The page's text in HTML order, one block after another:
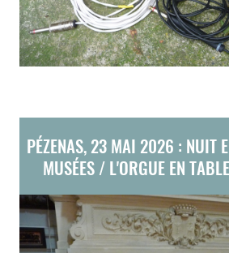
PÉZENAS, 23 MAI 2026 : NUIT
MUSÉES / L'ORGUE EN